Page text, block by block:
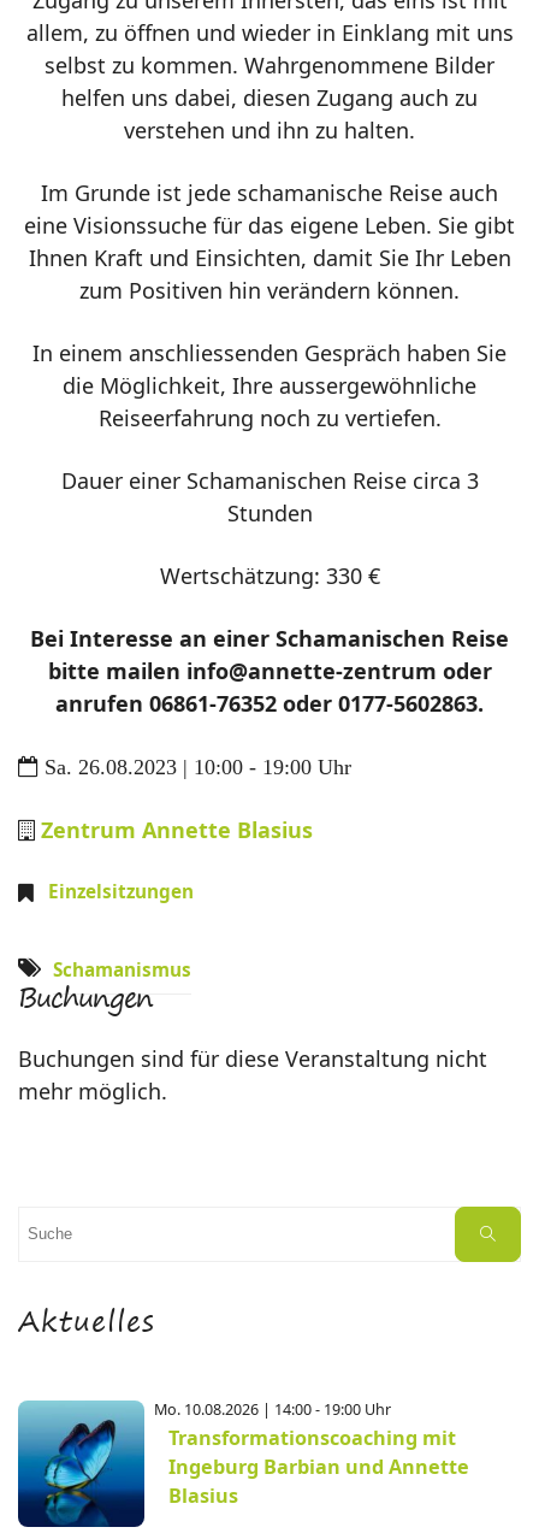
allem, zu öffnen und wieder in Einklang mit uns
selbst zu kommen. Wahrgenommene Bilder
helfen uns dabei, diesen Zugang auch zu
verstehen und ihn zu halten.
Im Grunde ist jede schamanische Reise auch
eine Visionssuche für das eigene Leben. Sie gibt
Ihnen Kraft und Einsichten, damit Sie Ihr Leben
zum Positiven hin verändern können.
In einem anschliessenden Gespräch haben Sie
die Möglichkeit, Ihre aussergewöhnliche
Reiseerfahrung noch zu vertiefen.
Dauer einer Schamanischen Reise circa 3
Stunden
Wertschätzung: 330 €
Bei Interesse an einer Schamanischen Reise
bitte mailen info@annette-zentrum oder
anrufen 06861-76352 oder 0177-5602863.
Sa. 26.08.2023 | 10:00 - 19:00 Uhr
Zentrum Annette Blasius
Einzelsitzungen
Schamanismus
Buchungen
Buchungen sind für diese Veranstaltung nicht
mehr möglich.
Suchen
Suche
Aktuelles
Mo. 10.08.2026 | 14:00 - 19:00 Uhr
Transformationscoaching mit
Ingeburg Barbian und Annette
Blasius